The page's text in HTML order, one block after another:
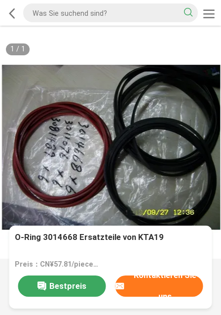
1 / 1
O-Ring 3014668 Ersatzteile von KTA19
Preis：CN¥57.81/pieces >=1 pieces
Bestpreis
Kontaktieren Sie
uns